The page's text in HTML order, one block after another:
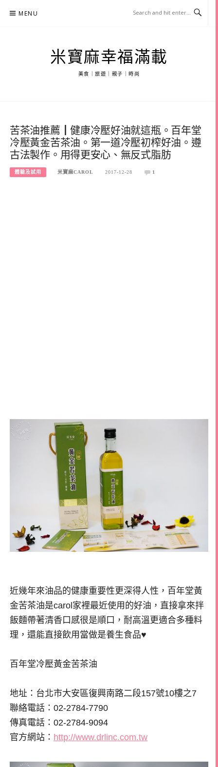
MENU
米寶麻幸福滿載
美食｜旅遊｜親子｜時尚
苦茶油推薦┃健康冷壓好油就這瓶。百年堂
冷壓黃金苦茶油。第一道冷壓初榨好油。遵
古法製作。用得更安心、無反式脂肪
體驗及試用 米寶麻CAROL 2017-12-28 1
近幾年來油品的健康重要性更深得人性，百年堂黃
金苦茶油是carol家裡最近使用的好油，直接拿來拌
飯麵帶著清香口感很是順口，耐高溫更適合多種料
理，還能直接飲用當做是養生食品♥
百年堂冷壓黃金苦茶油
地址：台北市大安區復興南路二段157號10樓之7
聯絡電話：02-2784-7790
傳真電話：02-2784-9094
官方網站： http://www.drlinc.com.tw